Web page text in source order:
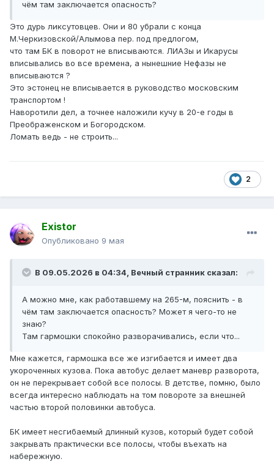
чём там заключается опасность?
Это дурь ликсутовцев. Они и 80 убрали с конца
М.Черкизовской/Алымова пер. под предлогом,
что там БК в поворот не вписываются. ЛИАЗы и Икарусы
вписывались во все времена, а нынешние Нефазы не
вписываются ?
Это эстонец не вписывается в руководство московским
транспортом !
Наворотили дел, а точнее наложили кучу в 20-е годы в
Преображенском и Богородском.
Ломать ведь - не строить...
2
Existor
Опубликовано 9 мая
В 09.05.2026 в 04:34, Вечный странник сказал:
А можно мне, как работавшему на 265-м, пояснить - в
чём там заключается опасность? Может я чего-то не
знаю?
Там гармошки спокойно разворачивались, если что...
Мне кажется, гармошка все же изгибается и имеет два
укороченных кузова. Пока автобус делает маневр разворота,
он не перекрывает собой все полосы. В детстве, помню, было
всегда интересно наблюдать на том повороте за внешней
частью второй половинки автобуса.
БК имеет несгибаемый длинный кузов, который будет собой
закрывать практически все полосы, чтобы въехать на
набережную.